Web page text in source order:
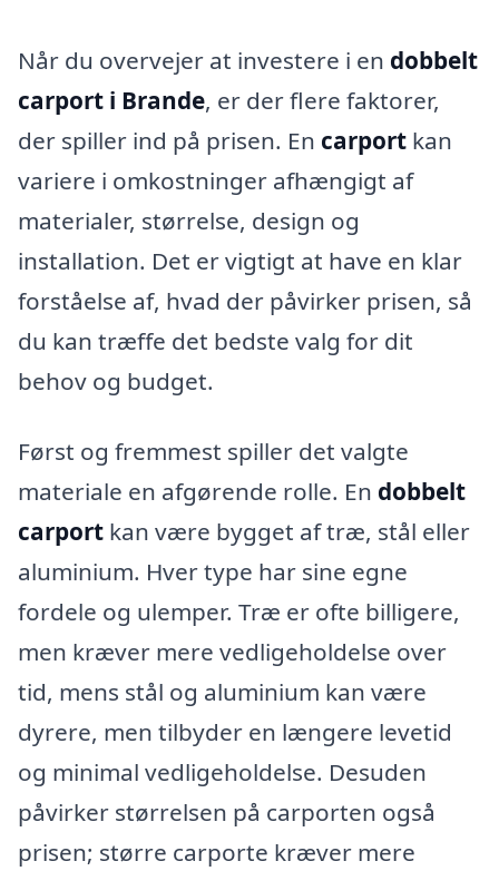
Når du overvejer at investere i en dobbelt
carport i Brande, er der flere faktorer,
der spiller ind på prisen. En carport kan
variere i omkostninger afhængigt af
materialer, størrelse, design og
installation. Det er vigtigt at have en klar
forståelse af, hvad der påvirker prisen, så
du kan træffe det bedste valg for dit
behov og budget.
Først og fremmest spiller det valgte
materiale en afgørende rolle. En dobbelt
carport kan være bygget af træ, stål eller
aluminium. Hver type har sine egne
fordele og ulemper. Træ er ofte billigere,
men kræver mere vedligeholdelse over
tid, mens stål og aluminium kan være
dyrere, men tilbyder en længere levetid
og minimal vedligeholdelse. Desuden
påvirker størrelsen på carporten også
prisen; større carporte kræver mere